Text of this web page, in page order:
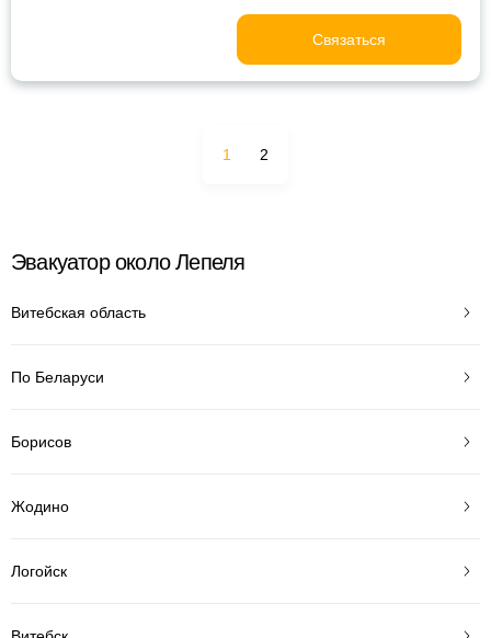
Связаться
1 2
Эвакуатор около Лепеля
Витебская область
По Беларуси
Борисов
Жодино
Логойск